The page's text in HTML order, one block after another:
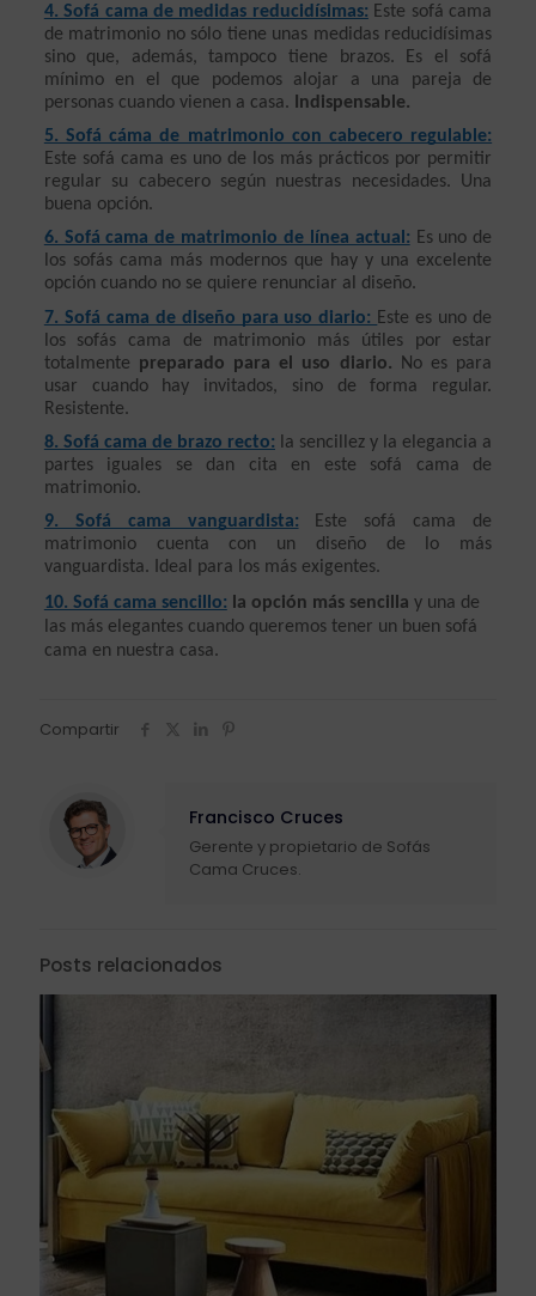
4. Sofá cama de medidas reducidísimas: Este sofá cama
de matrimonio no sólo tiene unas medidas reducidísimas
sino que, además, tampoco tiene brazos. Es el sofá
mínimo en el que podemos alojar a una pareja de
personas cuando vienen a casa.
Indispensable.
5. Sofá cáma de matrimonio con cabecero regulable:
Este sofá cama es uno de los más prácticos por permitir
regular su cabecero según nuestras necesidades. Una
buena opción.
6. Sofá cama de matrimonio de línea actual: Es uno de
los sofás cama más modernos que hay y una excelente
opción cuando no se quiere renunciar al diseño.
7. Sofá cama de diseño para uso diario: Este es uno de
los sofás cama de matrimonio más útiles por estar
totalmente preparado para el uso diario. No es para
usar cuando hay invitados, sino de forma regular.
Resistente.
8. Sofá cama de brazo recto: la sencillez y la elegancia a
partes iguales se dan cita en este sofá cama de
matrimonio.
9. Sofá cama vanguardista: Este sofá cama de
matrimonio cuenta con un diseño de lo más
vanguardista. Ideal para los más exigentes.
10. Sofá cama sencillo:
la opción más sencilla y una de
las más elegantes cuando queremos tener un buen sofá
cama en nuestra casa.
Compartir
Francisco Cruces
Gerente y propietario de Sofás
Cama Cruces.
Posts relacionados